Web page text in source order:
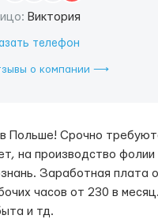
Виктория
телефон
о компании ⟶
Польше! Срочно
на производство фолии
Заработная плата
часов от 230 в
и тд.